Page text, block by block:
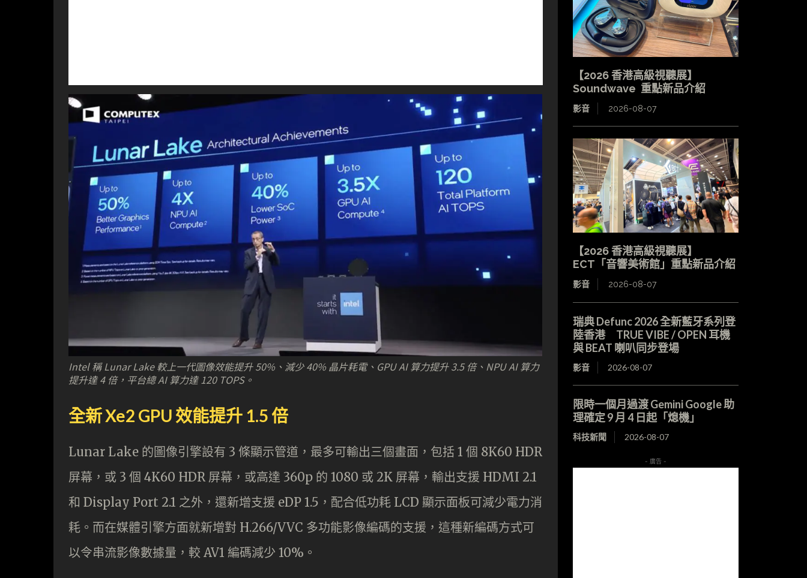
Intel 稱 Lunar Lake 較上一代圖像效能提升 50%、減少 40% 晶片耗電、GPU AI 算力提升 3.5 倍、NPU AI 算力
提升達 4 倍，平台總 AI 算力達 120 TOPS。
全新 Xe2 GPU 效能提升 1.5 倍
Lunar Lake 的圖像引擎設有 3 條顯示管道，最多可輸出三個畫面，包括 1 個 8K60 HDR
屏幕，或 3 個 4K60 HDR 屏幕，或高達 360p 的 1080 或 2K 屏幕，輸出支援 HDMI 2.1
和 Display Port 2.1 之外，還新增支援 eDP 1.5，配合低功耗 LCD 顯示面板可減少電力消
耗。而在媒體引擎方面就新增對 H.266/VVC 多功能影像編碼的支援，這種新編碼方式可
以令串流影像數據量，較 AV1 編碼減少 10%。
【2026 香港高級視聽展】
Soundwave 重點新品介紹
影音 2026-08-07
【2026 香港高級視聽展】
ECT「音響美術館」重點新品介紹
影音 2026-08-07
瑞典 Defunc 2026 全新藍牙系列登
陸香港 TRUE VIBE / OPEN 耳機
與 BEAT 喇叭同步登場
影音 2026-08-07
限時一個月過渡 Gemini Google 助
理確定 9 月 4 日起「熄機」
科技新聞 2026-08-07
- 廣告 -